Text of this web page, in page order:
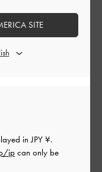
目もめちゃ可愛い！
inJPY ¥.
jpcan only be
SITE